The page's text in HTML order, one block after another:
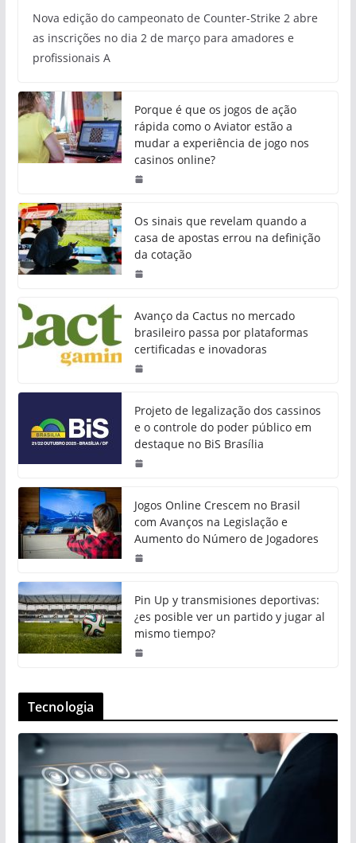
Nova edição do campeonato de Counter-Strike 2 abre
as inscrições no dia 2 de março para amadores e
profissionais A
Porque é que os jogos de ação
rápida como o Aviator estão a
mudar a experiência de jogo nos
casinos online?
Os sinais que revelam quando a
casa de apostas errou na definição
da cotação
Avanço da Cactus no mercado
brasileiro passa por plataformas
certificadas e inovadoras
Projeto de legalização dos cassinos
e o controle do poder público em
destaque no BiS Brasília
Jogos Online Crescem no Brasil
com Avanços na Legislação e
Aumento do Número de Jogadores
Pin Up y transmisiones deportivas:
¿es posible ver un partido y jugar al
mismo tiempo?
Tecnologia